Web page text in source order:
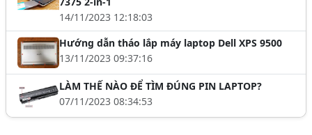
14/11/2023 12:18:03
Hướng dẫn tháo lắp máy laptop Dell XPS 9500
13/11/2023 09:37:16
LÀM THẾ NÀO ĐỂ TÌM ĐÚNG PIN LAPTOP?
07/11/2023 08:34:53